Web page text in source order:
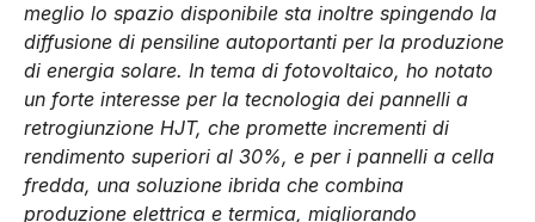
meglio lo spazio disponibile sta inoltre spingendo la
diffusione di pensiline autoportanti per la produzione
di energia solare. In tema di fotovoltaico, ho notato
un forte interesse per la tecnologia dei pannelli a
retrogiunzione HJT, che promette incrementi di
rendimento superiori al 30%, e per i pannelli a cella
fredda, una soluzione ibrida che combina
produzione elettrica e termica, migliorando